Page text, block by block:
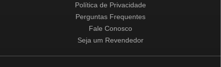
Política de Privacidade
Perguntas Frequentes
Fale Conosco
Seja um Revendedor